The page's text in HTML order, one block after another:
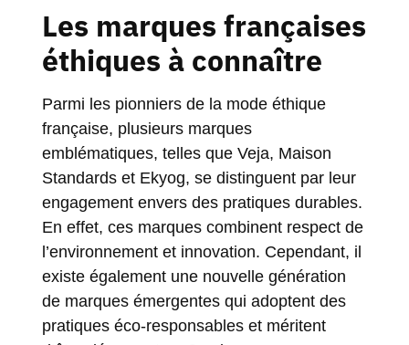
Les marques françaises
éthiques à connaître
Parmi les pionniers de la mode éthique
française, plusieurs marques
emblématiques, telles que Veja, Maison
Standards et Ekyog, se distinguent par leur
engagement envers des pratiques durables.
En effet, ces marques combinent respect de
l’environnement et innovation. Cependant, il
existe également une nouvelle génération
de marques émergentes qui adoptent des
pratiques éco-responsables et méritent